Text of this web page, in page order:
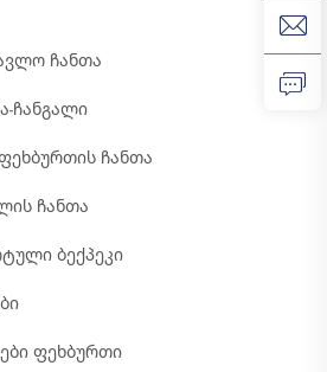
ჩანთა
ჩანგალი
ჩანთა
ჩანთა
ბექპეკი
ფეხბურთი